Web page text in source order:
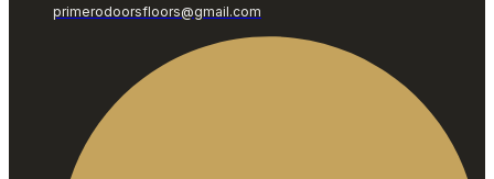
primerodoorsfloors@gmail.com